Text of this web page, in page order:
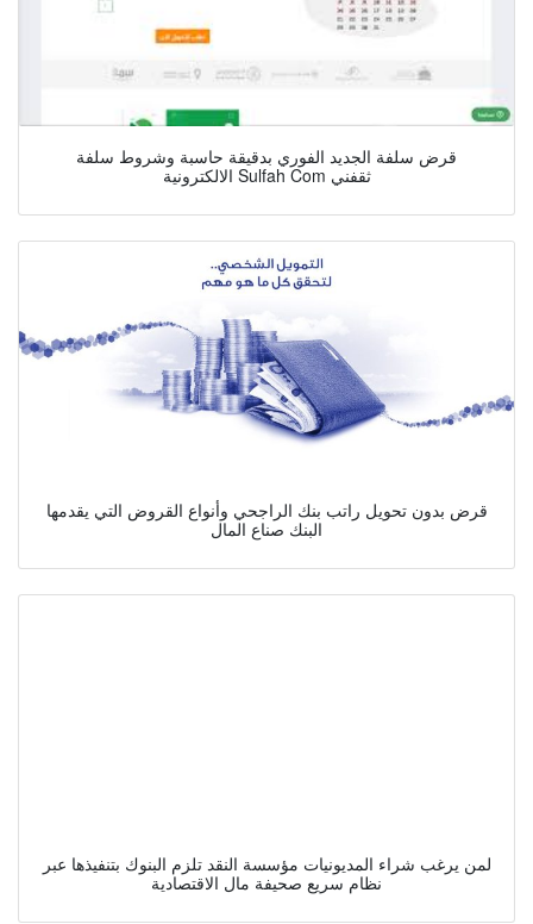
قرض سلفة الجديد الفوري بدقيقة حاسبة وشروط سلفة
الالكترونية Sulfah Com ثقفني
قرض بدون تحويل راتب بنك الراجحي وأنواع القروض التي يقدمها
البنك صناع المال
لمن يرغب شراء المديونيات مؤسسة النقد تلزم البنوك بتنفيذها عبر
نظام سريع صحيفة مال الاقتصادية